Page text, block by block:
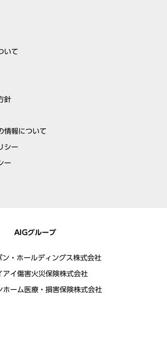
いて
針
情報について
シー
ー
AIGグループ
ン・ホールディングス株式会社
アイ傷害火災保険株式会社
ホーム医療・損害保険株式会社